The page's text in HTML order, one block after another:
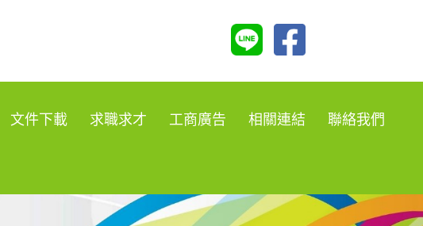
文件下載 求職求才 工商廣告 相關連結 聯絡我們